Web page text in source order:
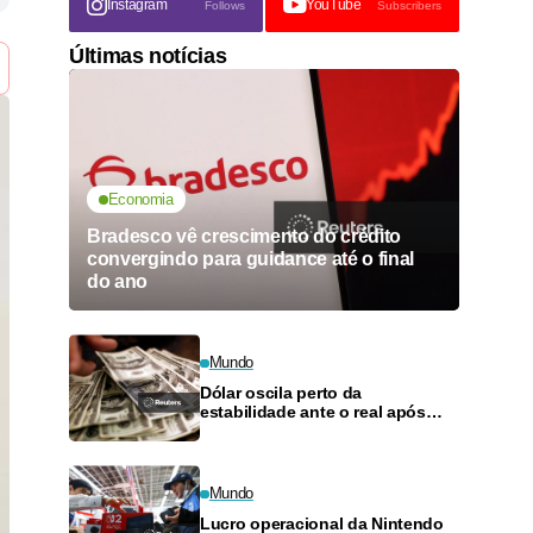
Instagram Follows YouTube Subscribers
Últimas notícias
Economia
Bradesco vê crescimento do crédito
convergindo para guidance até o final
do ano
Mundo
Dólar oscila perto da
estabilidade ante o real após
Mundo
Lucro operacional da Nintendo